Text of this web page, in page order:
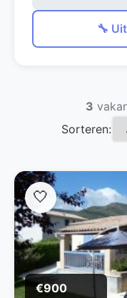
🔧
3
Sorteren:
€900
🤍